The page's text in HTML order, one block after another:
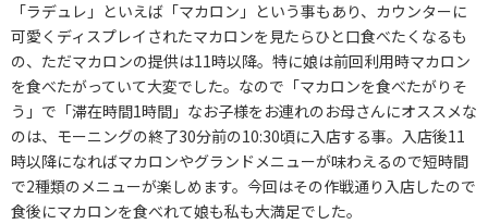
「ラデュレ」といえば「マカロン」という事もあり、カウンターに
可愛くディスプレイされたマカロンを見たらひと口食べたくなるも
の、ただマカロンの提供は11時以降。特に娘は前回利用時マカロン
を食べたがっていて大変でした。なので「マカロンを食べたがりそ
う」で「滞在時間1時間」なお子様をお連れのお母さんにオススメな
のは、モーニングの終了30分前の10:30頃に入店する事。入店後11
時以降になればマカロンやグランドメニューが味わえるので短時間
で2種類のメニューが楽しめます。今回はその作戦通り入店したので
食後にマカロンを食べれて娘も私も大満足でした。